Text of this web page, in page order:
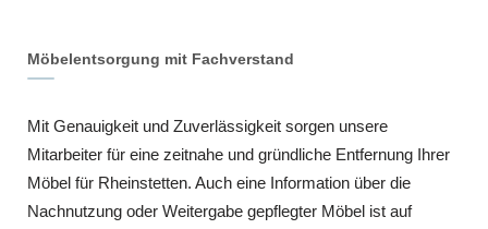
Möbelentsorgung mit Fachverstand
Mit Genauigkeit und Zuverlässigkeit sorgen unsere
Mitarbeiter für eine zeitnahe und gründliche Entfernung Ihrer
Möbel für Rheinstetten. Auch eine Information über die
Nachnutzung oder Weitergabe gepflegter Möbel ist auf